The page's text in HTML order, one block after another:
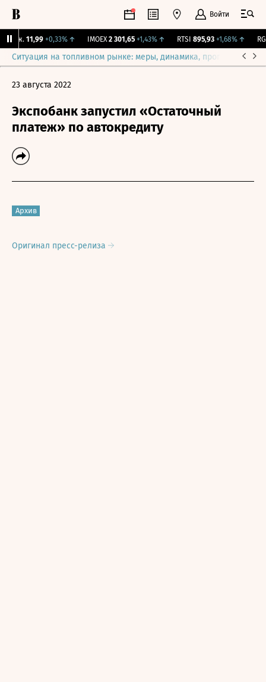
Войти
11,99 +0,33%↑ IMOEX 2 301,65 +1,43%↑ RTSI 895,93 +1,68%↑ RGBI
Ситуация на топливном рынке: меры, динамика, прогнозы
23 августа 2022
Экспобанк запустил «Остаточный
платеж» по автокредиту
Архив
Оригинал пресс-релиза